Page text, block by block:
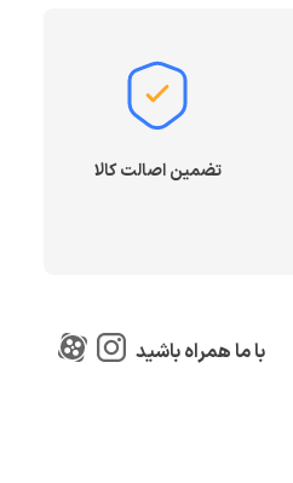
تضمین اصالت کالا
با ما همراه باشید